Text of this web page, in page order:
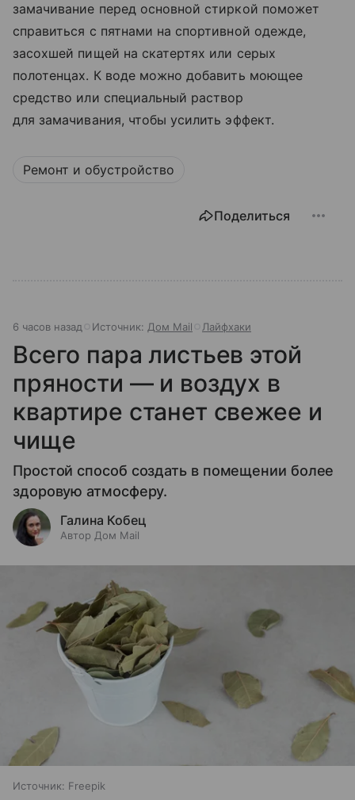
замачивание перед основной стиркой поможет
справиться с пятнами на спортивной одежде,
засохшей пищей на скатертях или серых
полотенцах. К воде можно добавить моющее
средство или специальный раствор
для замачивания, чтобы усилить эффект.
Ремонт и обустройство
Поделиться
6 часов назад Источник: Дом Mail Лайфхаки
Всего пара листьев этой
пряности — и воздух в
квартире станет свежее и
чище
Простой способ создать в помещении более
здоровую атмосферу.
Галина Кобец
Автор Дом Mail
Источник: Freepik